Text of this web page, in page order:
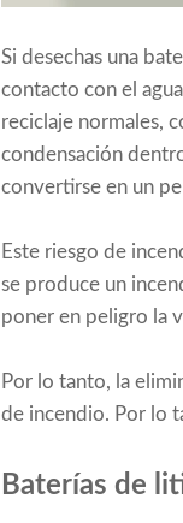
Si desechas una
contacto con el
reciclaje normales,
condensación
convertirse en un
Este riesgo de
se produce un
poner en peligro la
Por lo tanto, la
de incendio. Por lo
Baterías de